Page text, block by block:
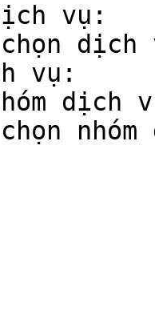
vụ:
dịch
vụ:
dịch